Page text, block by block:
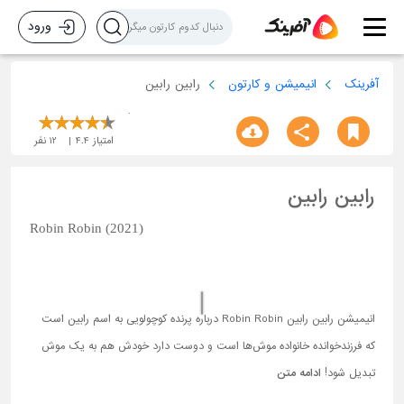
ورود
آفرینک انیمیشن و کارتون رابین رابین
امتیاز 4.4
12 نفر
رابین رابین
Robin Robin (2021)
انیمیشن رابین رابین Robin Robin درباره پرنده‌ کوچولویی به اسم رابین است
که فرزندخوانده خانواده موش‌ها است و دوست دارد خودش هم به یک موش
تبدیل شود! ادامه متن